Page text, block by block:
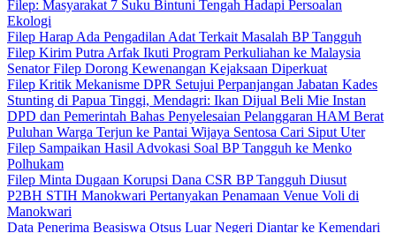
Filep: Masyarakat 7 Suku Bintuni Tengah Hadapi Persoalan
Ekologi
Filep Harap Ada Pengadilan Adat Terkait Masalah BP Tangguh
Filep Kirim Putra Arfak Ikuti Program Perkuliahan ke Malaysia
Senator Filep Dorong Kewenangan Kejaksaan Diperkuat
Filep Kritik Mekanisme DPR Setujui Perpanjangan Jabatan Kades
Stunting di Papua Tinggi, Mendagri: Ikan Dijual Beli Mie Instan
DPD dan Pemerintah Bahas Penyelesaian Pelanggaran HAM Berat
Puluhan Warga Terjun ke Pantai Wijaya Sentosa Cari Siput Uter
Filep Sampaikan Hasil Advokasi Soal BP Tangguh ke Menko
Polhukam
Filep Minta Dugaan Korupsi Dana CSR BP Tangguh Diusut
P2BH STIH Manokwari Pertanyakan Penamaan Venue Voli di
Manokwari
Data Penerima Beasiswa Otsus Luar Negeri Diantar ke Kemendari